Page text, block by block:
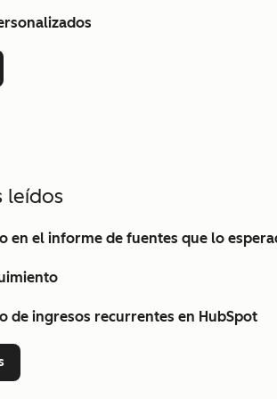
leídos
en el informe de fuentes que lo
de ingresos recurrentes en HubSpot